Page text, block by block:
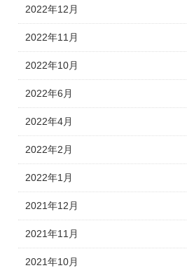
2022年12月
2022年11月
2022年10月
2022年6月
2022年4月
2022年2月
2022年1月
2021年12月
2021年11月
2021年10月